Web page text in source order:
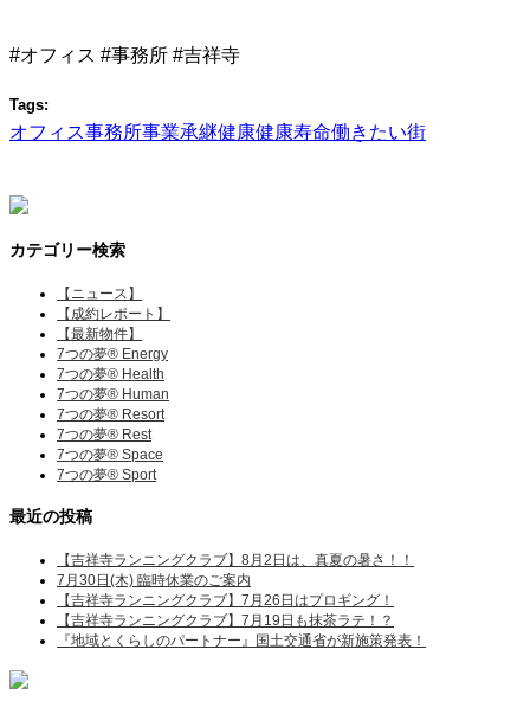
#オフィス #事務所 #吉祥寺
Tags:
オフィス事務所事業承継健康健康寿命働きたい街
カテゴリー検索
【ニュース】
【成約レポート】
【最新物件】
7つの夢® Energy
7つの夢® Health
7つの夢® Human
7つの夢® Resort
7つの夢® Rest
7つの夢® Space
7つの夢® Sport
最近の投稿
【吉祥寺ランニングクラブ】8月2日は、真夏の暑さ！！
7月30日(木) 臨時休業のご案内
【吉祥寺ランニングクラブ】7月26日はプロギング！
【吉祥寺ランニングクラブ】7月19日も抹茶ラテ！？
『地域とくらしのパートナー』国土交通省が新施策発表！